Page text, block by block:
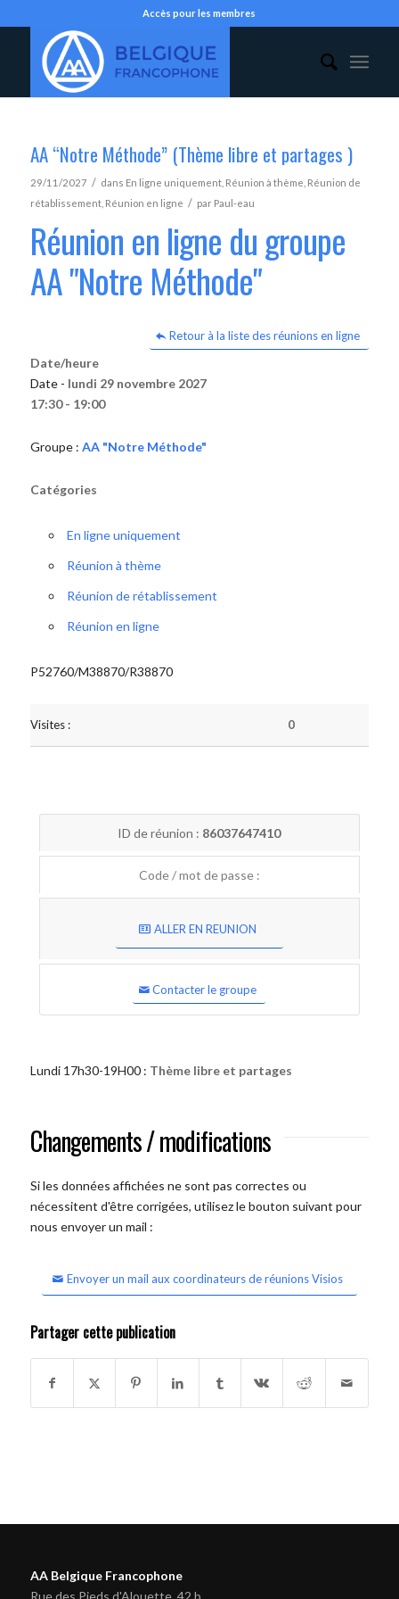
Accès pour les membres
AA “Notre Méthode” (Thème libre et partages )
29/11/2027 / dans En ligne uniquement, Réunion à thème Réunion de
rétablissement, Réunion en ligne / par Paul-eau
Réunion en ligne du groupe
AA "Notre Méthode"
Retour à la liste des réunions en ligne
Date/heure
Date - lundi 29 novembre 2027
17:30 - 19:00
Groupe : AA "Notre Méthode"
Catégories
En ligne uniquement
Réunion à thème
Réunion de rétablissement
Réunion en ligne
P52760/M38870/R38870
Visites : 0
ID de réunion : 86037647410
Code / mot de passe :
ALLER EN REUNION
Contacter le groupe
Lundi 17h30-19H00 : Thème libre et partages
Changements / modifications
Si les données affichées ne sont pas correctes ou
nécessitent d'être corrigées, utilisez le bouton suivant pour
nous envoyer un mail :
Envoyer un mail aux coordinateurs de réunions Visios
Partager cette publication
AA Belgique Francophone
Rue des Pieds d'Alouette, 42 b